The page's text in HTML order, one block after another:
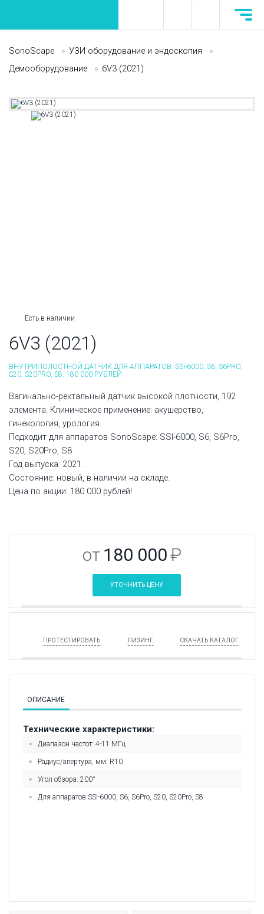
SonoScape » УЗИ оборудование и эндоскопия
»
Демооборудование
» 6V3 (2021)
Есть в наличии
6V3 (2021)
ВНУТРИПОЛОСТНОЙ ДАТЧИК ДЛЯ АППАРАТОВ: SSI-6000, S6, S6PRO,
S20, S20PRO, S8. 180 000 РУБЛЕЙ
Вагинально-ректальный датчик высокой плотности, 192
элемента. Клиническое применение: акушерство,
гинекология, урология.
Подходит для аппаратов SonoScape: SSI-6000, S6, S6Pro,
S20, S20Pro, S8
Год выпуска: 2021.
Состояние: новый, в наличии на складе.
Цена по акции: 180 000 рублей!
от 180 000₽
УТОЧНИТЬ ЦЕНУ
ПРОТЕСТИРОВАТЬ ЛИЗИНГ СКАЧАТЬ КАТАЛОГ
ОПИСАНИЕ
Технические характеристики:
Диапазон частот: 4-11 МГц
Радиуc/апертура, мм: R10
Угол обзора: 200°
Для аппаратов:SSI-6000, S6, S6Pro, S20, S20Pro, S8